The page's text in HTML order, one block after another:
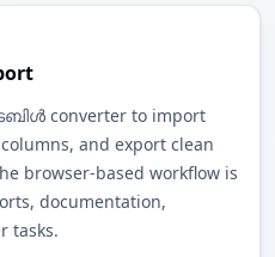
converter to import
and export clean
browser-based workflow is
documentation,
tasks.